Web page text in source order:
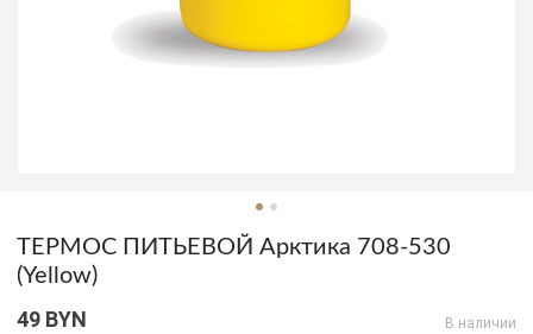
ТЕРМОС ПИТЬЕВОЙ Арктика 708-530
(Yellow)
49 BYN В наличии